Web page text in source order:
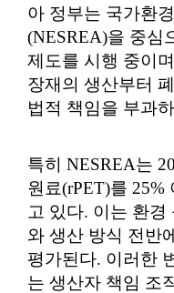
아 정부는 국가환
(NESREA)을 중심
제도를 시행 중이
장재의 생산부터
법적 책임을 부과
특히 NESREA는
원료(rPET)를
고 있다. 이는 환
와 생산 방식 전반
평가된다. 이러한
는 생산자 책임 조